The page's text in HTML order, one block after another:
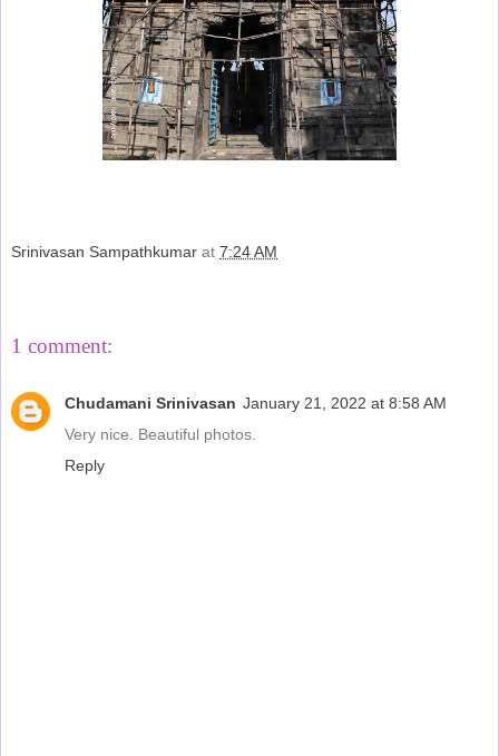
Srinivasan Sampathkumar at 7:24 AM
1 comment:
Chudamani Srinivasan January 21, 2022 at 8:58 AM
Very nice. Beautiful photos.
Reply